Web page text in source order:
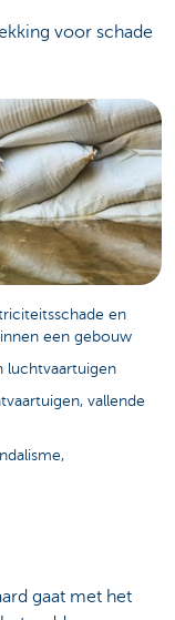
voor schade
en
een gebouw
luchtvaartuigen
vallende
gaat met het